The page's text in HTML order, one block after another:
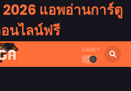
2026 แอพอ่านการ์ตู
นไลน์ฟรี
DARK?